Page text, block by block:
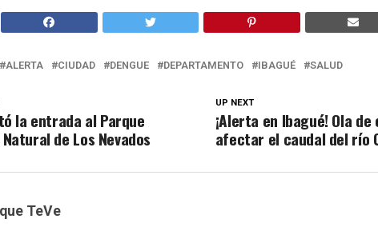
ALERTA CIUDAD DENGUE DEPARTAMENTO IBAGUÉ SALUD
UP NEXT
¡Alerta en Ibagué! Ola
afectar el caudal del río
la entrada al Parque
de Los Nevados
TeVe